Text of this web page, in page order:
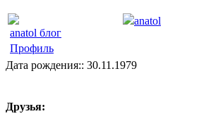
anatol блог
Профиль
anatol
Дата рождения:: 30.11.1979
Друзья: